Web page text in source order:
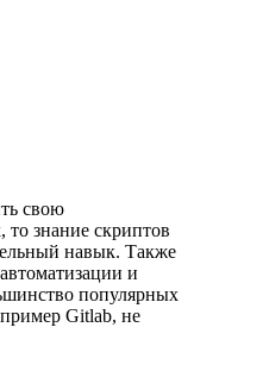
свою
то знание скриптов
навык. Также
и
популярных
Gitlab, не